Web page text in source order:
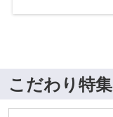
こだわり特集